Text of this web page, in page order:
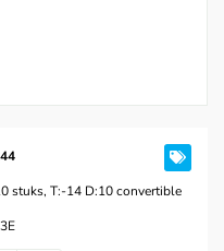
stuks, T:-14 D:10 convertible